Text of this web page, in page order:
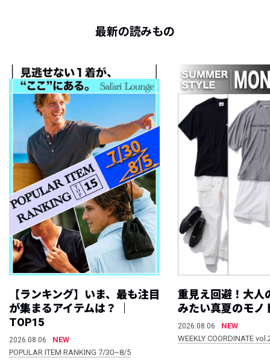
最新の読みもの
【ランキング】いま、最も注目
が集まるアイテムは？ ｜
TOP15
2026.08.06
NEW
POPULAR ITEM RANKING 7/30~8/5
重見え回避！大人
みたい真夏のモノ
2026.08.06
NEW
WEEKLY COORDINATE